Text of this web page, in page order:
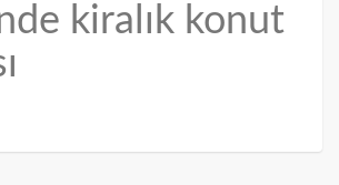
kiralık konut